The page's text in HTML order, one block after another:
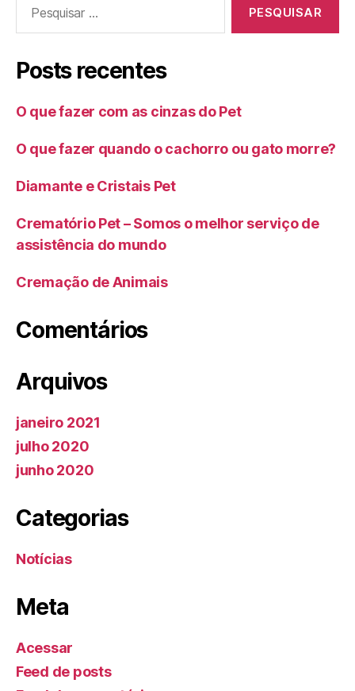
Posts recentes
O que fazer com as cinzas do Pet
O que fazer quando o cachorro ou gato morre?
Diamante e Cristais Pet
Crematório Pet – Somos o melhor serviço de
assistência do mundo
Cremação de Animais
Comentários
Arquivos
janeiro 2021
julho 2020
junho 2020
Categorias
Notícias
Meta
Acessar
Feed de posts